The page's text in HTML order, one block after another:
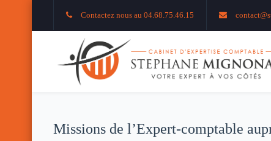
Contactez nous au 04.68.75.46.15
Missions de l’Expert-comptable